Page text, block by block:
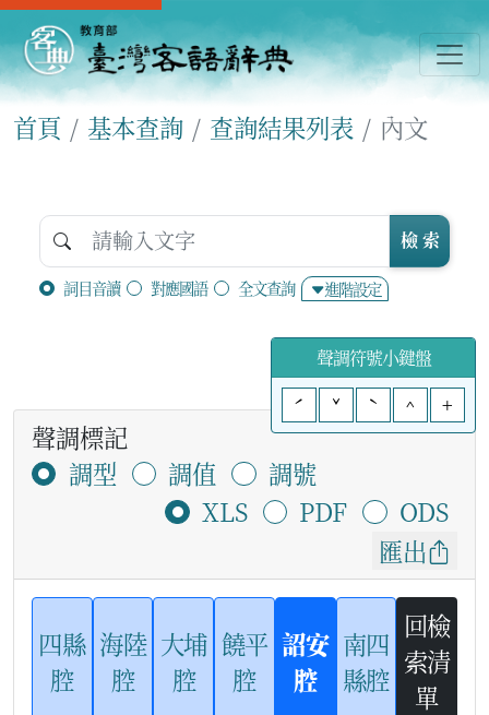
首頁 基本查詢 查詢結果列表 內文
詞目音讀 對應國語 全文查詢 進階設定
檢 索
聲調符號小鍵盤
ˊ
ˇ ˋ ^ +
聲調標記
調型
調值
調號
XLS
PDF
ODS
匯出
四縣
腔
海陸
腔
大埔
腔
饒平
腔
詔安
腔
南四
縣腔
回檢
索清
單